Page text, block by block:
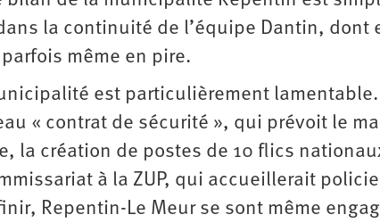
la continuité de l’équipe Dantin, dont
même en pire.
est particulièrement
« contrat de sécurité », qui prévoit le
la création de postes de 10 flics
à la ZUP, qui accueillerait
Repentin-Le Meur se sont même